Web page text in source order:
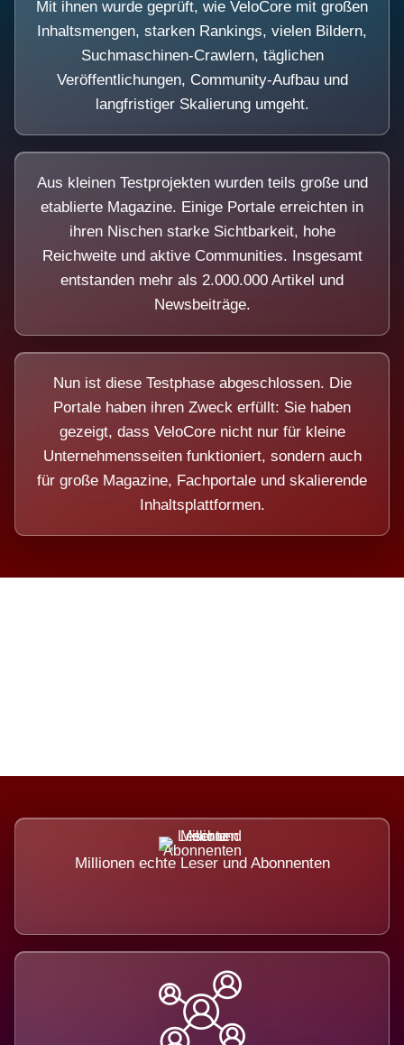
Mit ihnen wurde geprüft, wie VeloCore mit großen
Inhaltsmengen, starken Rankings, vielen Bildern,
Suchmaschinen-Crawlern, täglichen
Veröffentlichungen, Community-Aufbau und
langfristiger Skalierung umgeht.
Aus kleinen Testprojekten wurden teils große und
etablierte Magazine. Einige Portale erreichten in
ihren Nischen starke Sichtbarkeit, hohe
Reichweite und aktive Communities. Insgesamt
entstanden mehr als 2.000.000 Artikel und
Newsbeiträge.
Nun ist diese Testphase abgeschlossen. Die
Portale haben ihren Zweck erfüllt: Sie haben
gezeigt, dass VeloCore nicht nur für kleine
Unternehmensseiten funktioniert, sondern auch
für große Magazine, Fachportale und skalierende
Inhaltsplattformen.
Millionen echte Leser und Abonnenten